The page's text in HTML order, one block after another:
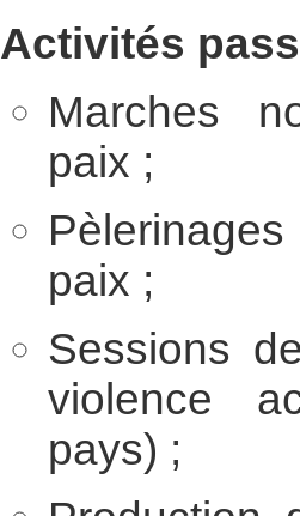
Activités
Marches
paix ;
paix ;
Sessions
violence
pays) ;